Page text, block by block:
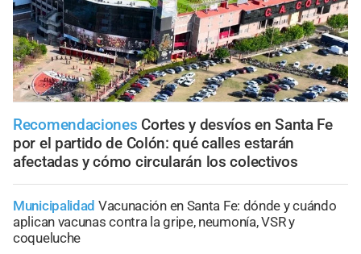
Recomendaciones Cortes y desvíos en Santa Fe
por el partido de Colón: qué calles estarán
afectadas y cómo circularán los colectivos
Municipalidad Vacunación en Santa Fe: dónde y cuándo
aplican vacunas contra la gripe, neumonía, VSR y
coqueluche